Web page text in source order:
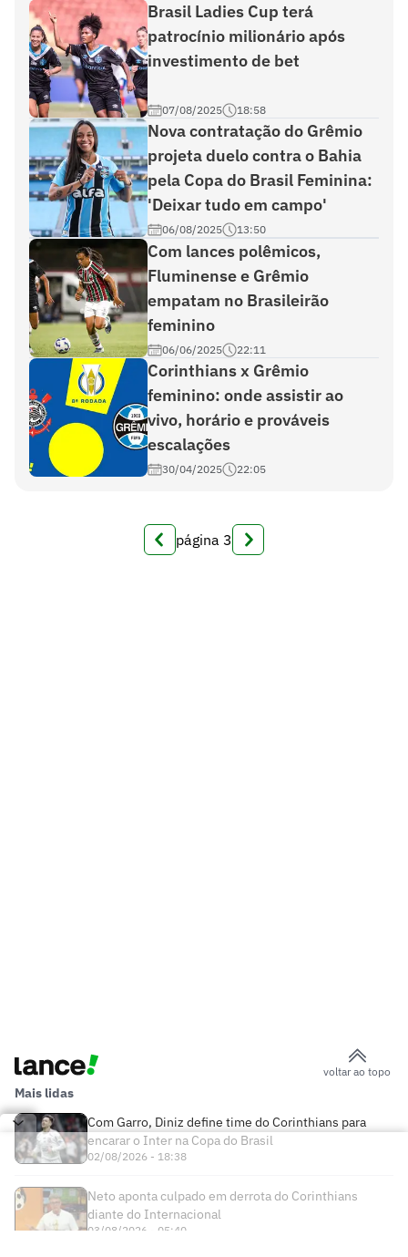
Brasil Ladies Cup terá
patrocínio milionário após
investimento de bet
07/08/2025 18:58
Nova contratação do Grêmio
projeta duelo contra o Bahia
pela Copa do Brasil Feminina:
'Deixar tudo em campo'
06/08/2025 13:50
Com lances polêmicos,
Fluminense e Grêmio
empatam no Brasileirão
feminino
06/06/2025 22:11
Corinthians x Grêmio
feminino: onde assistir ao
vivo, horário e prováveis
escalações
30/04/2025 22:05
página 3
voltar ao topo
Mais lidas
Com Garro, Diniz define time do Corinthians para
encarar o Inter na Copa do Brasil
02/08/2026 - 18:38
Neto aponta culpado em derrota do Corinthians
diante do Internacional
03/08/2026 - 05:40